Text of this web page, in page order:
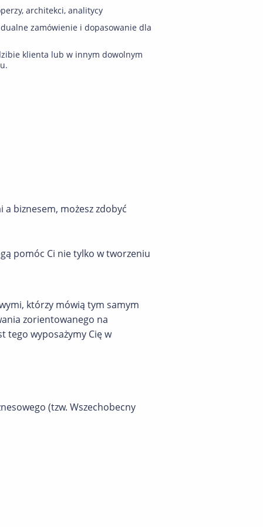
architekci, analitycy
zamówienie i dopasowanie dla
klienta lub w innym dowolnym
biznesem, możesz zdobyć
pomóc Ci nie tylko w tworzeniu
którzy mówią tym samym
zorientowanego na
tego wyposażymy Cię w
(tzw. Wszechobecny